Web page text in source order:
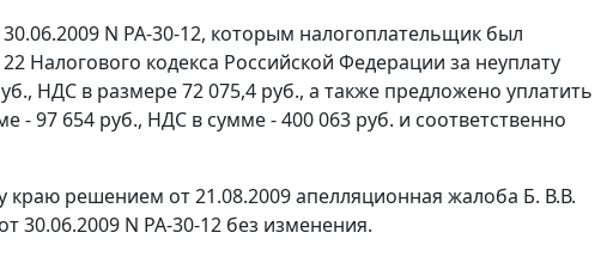
N РА-30-12, которым налогоплательщик был
Налогового кодекса Российской Федерации за неуплату
НДС в размере 72 075,4 руб., а также предложено уплатить
97 654 руб., НДС в сумме - 400 063 руб. и соответственно
решением от 21.08.2009 апелляционная жалоба Б. В.В.
30.06.2009 N РА-30-12 без изменения.